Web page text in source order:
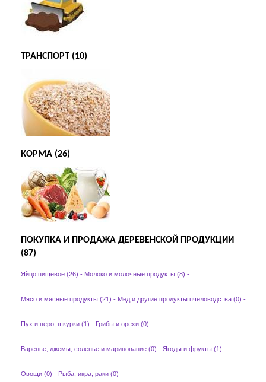
ТРАНСПОРТ (10)
КОРМА (26)
ПОКУПКА И ПРОДАЖА ДЕРЕВЕНСКОЙ ПРОДУКЦИИ
(87)
Яйцо пищевое (26) - Молоко и молочные продукты (8) -
Мясо и мясные продукты (21) - Мед и другие продукты пчеловодства (0) -
Пух и перо, шкурки (1) - Грибы и орехи (0) -
Варенье, джемы, соленье и маринование (0) - Ягоды и фрукты (1) -
Овощи (0) - Рыба, икра, раки (0)